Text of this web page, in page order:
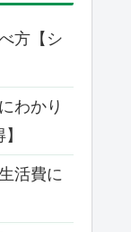
方【シ
わかり
活費に